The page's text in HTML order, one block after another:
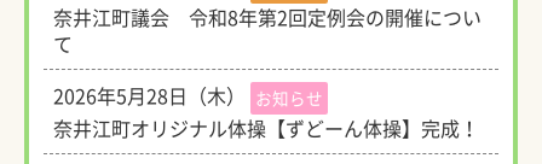
奈井江町議会 令和8年第2回定例会の開催につい
て
2026年5月28日（木）
お知らせ
奈井江町オリジナル体操【ずどーん体操】完成！